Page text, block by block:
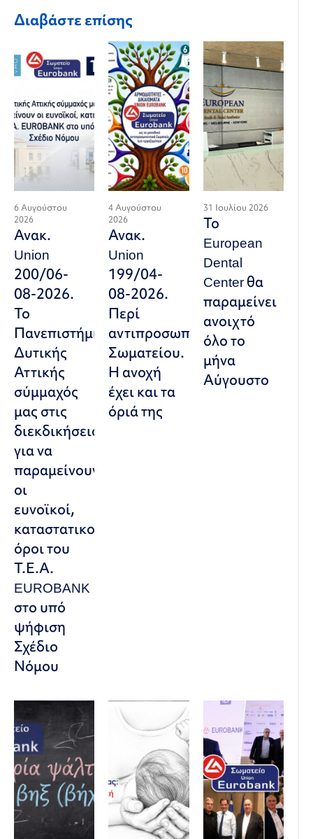
Διαβάστε επίσης
6 Αυγούστου
2026
Ανακ.
Union
200/06-
08-2026.
Το
Πανεπιστήμιο
Δυτικής
Αττικής
σύμμαχός
μας στις
διεκδικήσεις,
για να
παραμείνουν
οι
ευνοϊκοί,
καταστατικοί
όροι του
Τ.Ε.Α.
EUROBANK
στο υπό
ψήφιση
Σχέδιο
Νόμου
4 Αυγούστου
2026
Ανακ.
Union
199/04-
08-2026.
Περί
αντιπροσωπευτικού
Σωματείου.
Η ανοχή
έχει και τα
όριά της
31 Ιουλίου 2026
Το
European
Dental
Center θα
παραμείνει
ανοιχτό
όλο το
μήνα
Αύγουστο